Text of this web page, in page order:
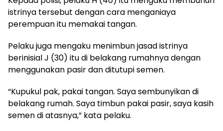
istrinya tersebut dengan cara menganiaya
perempuan itu memakai tangan.
Pelaku juga mengaku menimbun jasad istrinya
berinisial J (30) itu di belakang rumahnya dengan
menggunakan pasir dan ditutupi semen.
“Kupukul pak, pakai tangan. Saya sembunyikan di
belakang rumah. Saya timbun pakai pasir, saya kasih
semen di atasnya,” kata pelaku.